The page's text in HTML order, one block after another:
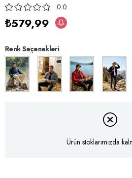
0.0
₺579,99
Renk Seçenekleri
Ürün stoklarımızda